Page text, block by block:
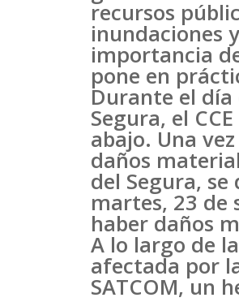
recursos
inundaciones
importancia
pone en
Durante el
Segura, el
abajo. Una
daños
del Segura,
martes, 23 de
haber daños
A lo largo de
afectada por
SATCOM, un